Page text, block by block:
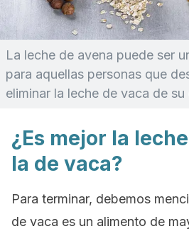
La leche de avena puede ser
para aquellas personas que
eliminar la leche de vaca de su
¿Es mejor la
la de vaca?
Para terminar, debemos
de vaca es un alimento de